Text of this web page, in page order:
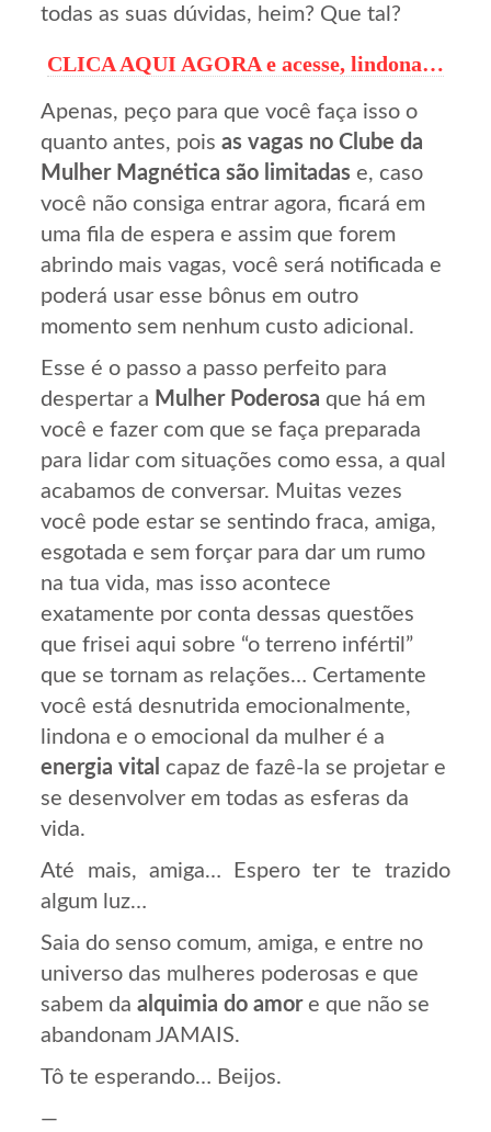
todas as suas dúvidas, heim? Que tal?
CLICA AQUI AGORA e acesse, lindona…
Apenas, peço para que você faça isso o
quanto antes, poisas vagas no Clube da
Mulher Magnética são limitadas e, caso
você não consiga entrar agora, ficará em
uma fila de espera e assim que forem
abrindo mais vagas, você será notificada e
poderá usar esse bônus em outro
momento sem nenhum custo adicional.
Esse é o passo a passo perfeito para
despertar a Mulher Poderosa que há em
você e fazer com que se faça preparada
para lidar com situações como essa, a qual
acabamos de conversar. Muitas vezes
você pode estar se sentindo fraca, amiga,
esgotada e sem forçar para dar um rumo
na tua vida, mas isso acontece
exatamente por conta dessas questões
que frisei aqui sobre “o terreno infértil”
que se tornam as relações… Certamente
você está desnutrida emocionalmente,
lindona e o emocional da mulher é a
energia vital capaz de fazê-la se projetar e
se desenvolver em todas as esferas da
vida.
Até mais, amiga… Espero ter te trazido
algum luz…
Saia do senso comum, amiga, e entre no
universo das mulheres poderosas e que
sabem daalquimia do amore que não se
abandonam JAMAIS.
Tô te esperando… Beijos.
—